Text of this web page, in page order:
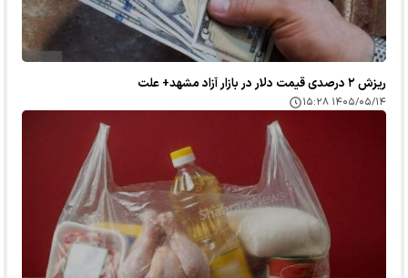
ریزش ۲ درصدی قیمت دلار در بازار آزاد مشهد+ علت
۱۴۰۵/۰۵/۱۴ ۱۵:۲۸